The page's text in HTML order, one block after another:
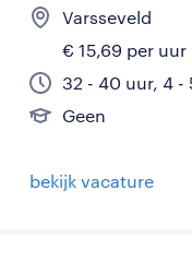
Varsseveld
€ 15,69 per uur
32 - 40 uur, 4 -
Geen
bekijk vacature